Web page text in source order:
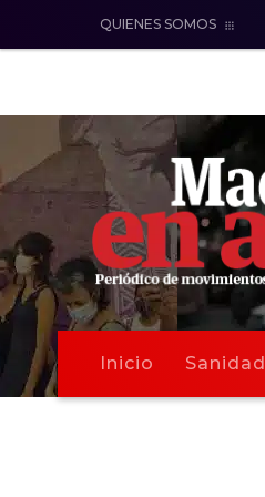
QUIENES SOMOS
Inicio Sanidad